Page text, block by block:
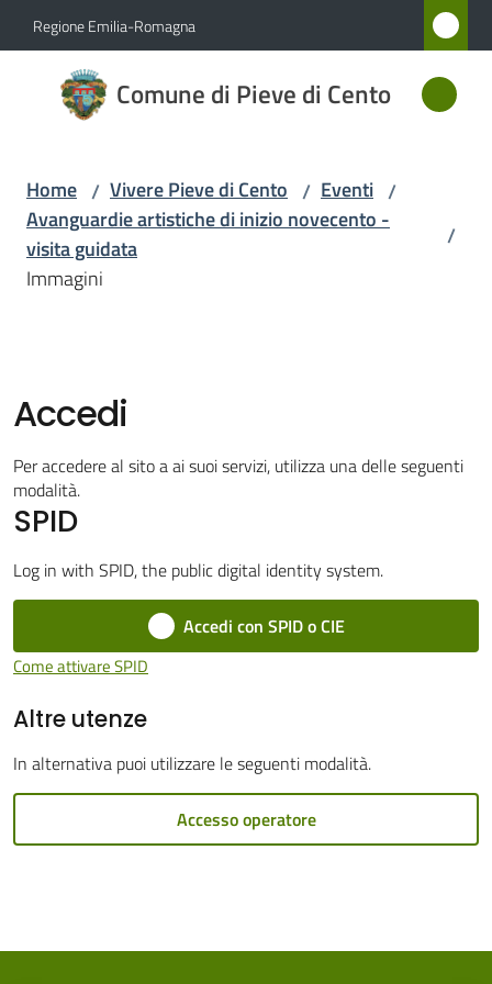
Vai al contenuto
Vai alla navigazione
Vai al footer
Regione Emilia-Romagna
Comune di Pieve di Cento
Comune
di Pieve
Amministrazione
Vivere
Pieve
di
Cento
Amministrazione
Tutti
Home / Vivere Pieve di Cento / Eventi /
Avanguardie artistiche di inizio novecento -
visita guidata
/
Immagini
Accedi
Per accedere al sito a ai suoi servizi, utilizza una delle seguenti
modalità.
SPID
Log in with SPID, the public digital identity system.
Accedi con SPID o CIE
Come attivare SPID
Altre utenze
In alternativa puoi utilizzare le seguenti modalità.
Accesso operatore